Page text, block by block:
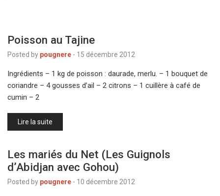
Poisson au Tajine
Posted by pougnere - 15 décembre 2012
Ingrédients – 1 kg de poisson : daurade, merlu. – 1 bouquet de
coriandre – 4 gousses d’ail – 2 citrons – 1 cuillère à café de
cumin – 2
Lire la suite
Les mariés du Net (Les Guignols
d’Abidjan avec Gohou)
Posted by pougnere - 10 décembre 2012